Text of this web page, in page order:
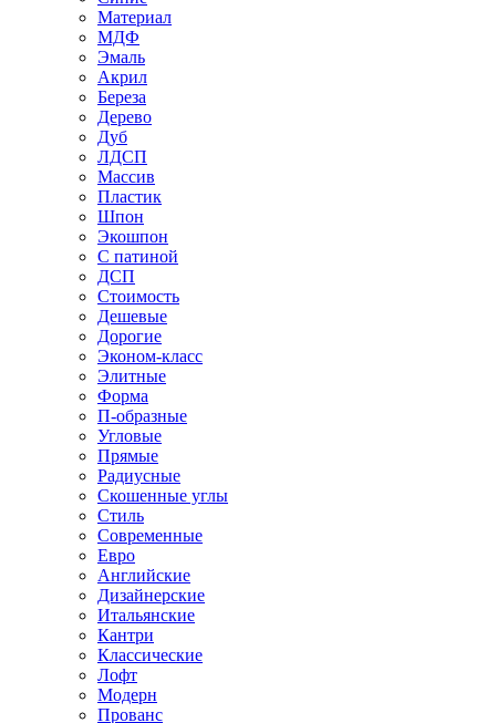
Материал
МДФ
Эмаль
Акрил
Береза
Дерево
Дуб
ЛДСП
Массив
Пластик
Шпон
Экошпон
С патиной
ДСП
Стоимость
Дешевые
Дорогие
Эконом-класс
Элитные
Форма
П-образные
Угловые
Прямые
Радиусные
Скошенные углы
Стиль
Современные
Евро
Английские
Дизайнерские
Итальянские
Кантри
Классические
Лофт
Модерн
Прованс